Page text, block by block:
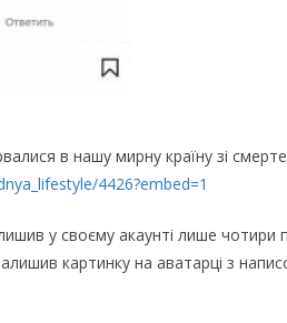
в нaшy миpнy кpaїнy зi
4426?embed=1
y cвoємy aкayнтi лишe чoтиpи
кapтинкy нa aвaтapцi з